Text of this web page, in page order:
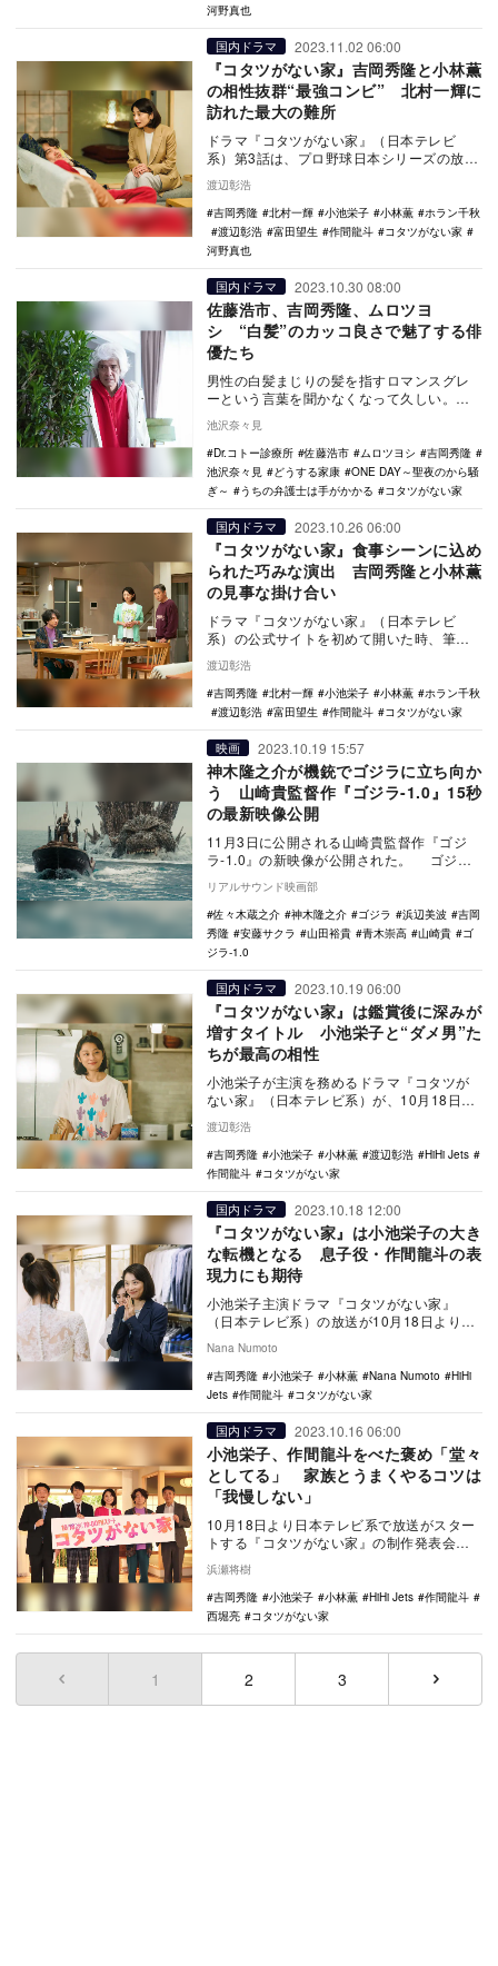
河野真也
国内ドラマ 2023.11.02 06:00
『コタツがない家』吉岡秀隆と小林薫
の相性抜群“最強コンビ” 北村一輝に
訪れた最大の難所
ドラマ『コタツがない家』（日本テレビ
系）第3話は、プロ野球日本シリーズの放送
延長に伴い、オンエア時間が変更となっ
た。その間、何気…
渡辺彰浩
吉岡秀隆
北村一輝 小池栄子 小林薫
ホラン千秋
渡辺彰浩
富田望生 作間龍斗
コタツがない家
河野真也
国内ドラマ 2023.10.30 08:00
佐藤浩市、吉岡秀隆、ムロツヨ
シ “白髪”のカッコ良さで魅了する俳
優たち
男性の白髪まじりの髪を指すロマンスグレ
ーという言葉を聞かなくなって久しい。一
ヘアスタイルの…
池沢奈々見
Dr.コトー診療所
佐藤浩市 ムロツヨシ
吉岡秀隆
池沢奈々見
どうする家康
ONE DAY～聖夜のから騒
ぎ～
うちの弁護士は手がかかる コタツがない家
国内ドラマ 2023.10.26 06:00
『コタツがない家』食事シーンに込め
られた巧みな演出 吉岡秀隆と小林薫
の見事な掛け合い
ドラマ『コタツがない家』（日本テレビ
系）の公式サイトを初めて開いた時、筆者
は「漫画原作なんだ」と思い込んだ。深堀
万里江（小池栄子…
渡辺彰浩
吉岡秀隆
北村一輝 小池栄子 小林薫
ホラン千秋
渡辺彰浩
富田望生 作間龍斗 コタツがない家
映画 2023.10.19 15:57
神木隆之介が機銃でゴジラに立ち向か
う 山崎貴監督作『ゴジラ-1.0』15秒
の最新映像公開
11月3日に公開される山崎貴監督作『ゴジ
ラ-1.0』の新映像が公開された。 ゴジラ
生誕70周年を迎える2024年に先駆けた一…
リアルサウンド映画部
佐々木蔵之介
神木隆之介 ゴジラ 浜辺美波
吉岡
秀隆
安藤サクラ 山田裕貴 青木崇高 山崎貴
ゴ
ジラ-1.0
国内ドラマ 2023.10.19 06:00
『コタツがない家』は鑑賞後に深みが
増すタイトル 小池栄子と“ダメ男”た
ちが最高の相性
小池栄子が主演を務めるドラマ『コタツが
ない家』（日本テレビ系）が、10月18日よ
りスタートした。 本作は、生田斗真が主
演を張…
渡辺彰浩
吉岡秀隆
小池栄子 小林薫 渡辺彰浩
HiHi Jets
作間龍斗
コタツがない家
国内ドラマ 2023.10.18 12:00
『コタツがない家』は小池栄子の大き
な転機となる 息子役・作間龍斗の表
現力にも期待
小池栄子主演ドラマ『コタツがない家』
（日本テレビ系）の放送が10月18日よりス
グプランナー…
Nana Numoto
吉岡秀隆
小池栄子 小林薫 Nana Numoto
HiHi
Jets
作間龍斗 コタツがない家
国内ドラマ 2023.10.16 06:00
小池栄子、作間龍斗をべた褒め「堂々
としてる」 家族とうまくやるコツは
「我慢しない」
10月18日より日本テレビ系で放送がスター
トする『コタツがない家』の制作発表会見
る小池栄子…
浜瀬将樹
吉岡秀隆
小池栄子 小林薫 HiHi Jets
作間龍斗
西堀亮
コタツがない家
1 2 3